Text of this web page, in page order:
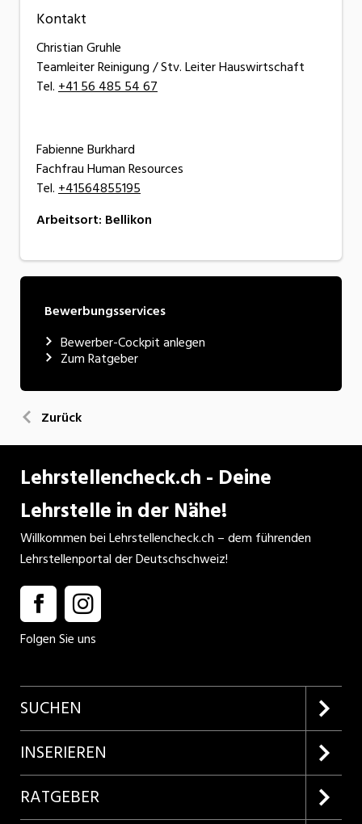
Kontakt
Christian Gruhle
Teamleiter Reinigung / Stv. Leiter Hauswirtschaft
Tel.+41 56 485 54 67
Fabienne Burkhard
Fachfrau Human Resources
Tel.+41564855195
Arbeitsort: Bellikon
Bewerbungsservices
Bewerber-Cockpit anlegen
Zum Ratgeber
Zurück
Lehrstellencheck.ch - Deine
Lehrstelle in der Nähe!
Willkommen bei Lehrstellencheck.ch – dem führenden
Lehrstellenportal der Deutschschweiz!
Folgen Sie uns
SUCHEN
Firmenprofile entdecken
Lehrstellen suchen
INSERIEREN
Kundenlogin
RATGEBER